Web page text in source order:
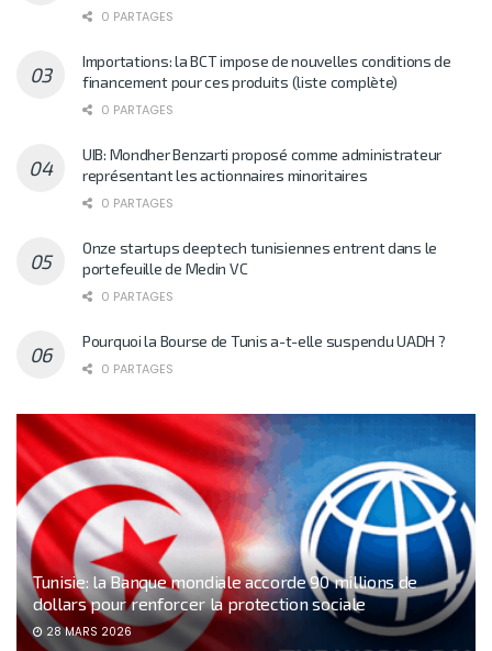
0 PARTAGES
Importations: la BCT impose de nouvelles conditions de
financement pour ces produits (liste complète)
0 PARTAGES
UIB: Mondher Benzarti proposé comme administrateur
représentant les actionnaires minoritaires
0 PARTAGES
Onze startups deeptech tunisiennes entrent dans le
portefeuille de Medin VC
0 PARTAGES
Pourquoi la Bourse de Tunis a-t-elle suspendu UADH ?
0 PARTAGES
Tunisie: la Banque mondiale accorde 90 millions de
dollars pour renforcer la protection sociale
28 MARS 2026